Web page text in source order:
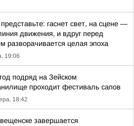
гаснет свет, на сцене —
движения, и вдруг перед
разворачивается целая эпоха
19:06
подряд на Зейском
проходит фестиваль сапов
18:42
завершается